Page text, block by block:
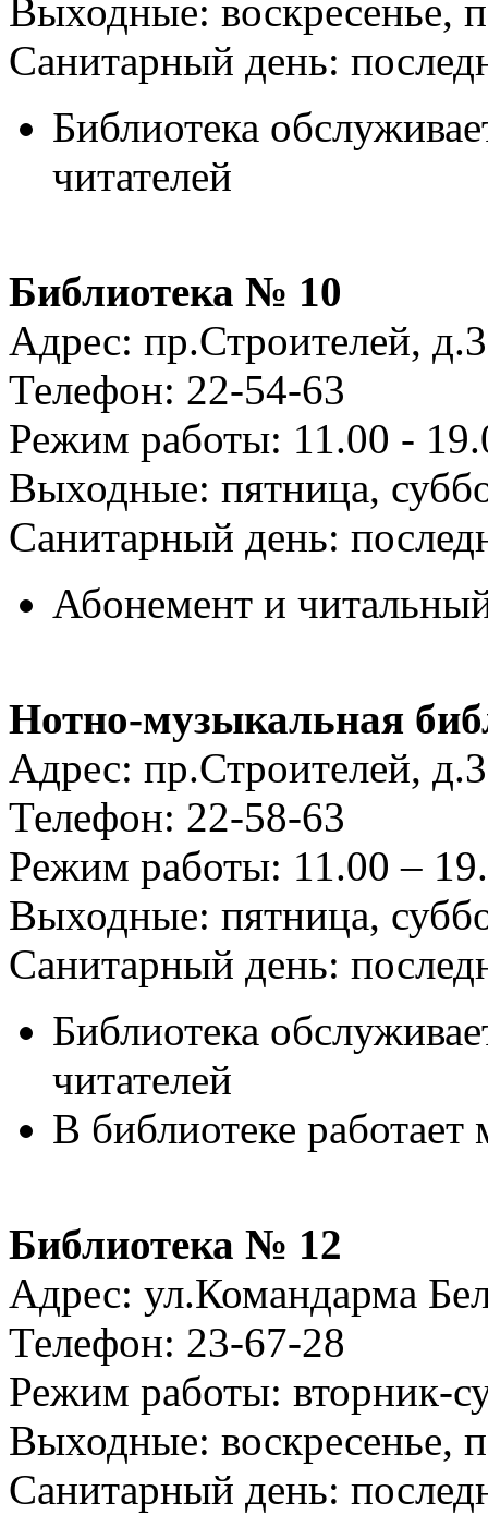
Выходные: воскресенье,
Санитарный день:
Библиотека
читателей
Библиотека № 10
Адрес: пр.Строителей,
Телефон: 22-54-63
Режим работы: 11.00 -
Выходные: пятница,
Санитарный день:
Абонемент и
Нотно-музыкальная
Адрес: пр.Строителей,
Телефон: 22-58-63
Режим работы: 11.00 –
Выходные: пятница,
Санитарный день:
Библиотека
читателей
В библиотеке
Библиотека № 12
Адрес: ул.Командарма
Телефон: 23-67-28
Режим работы: вторник-
Выходные: воскресенье,
Санитарный день: